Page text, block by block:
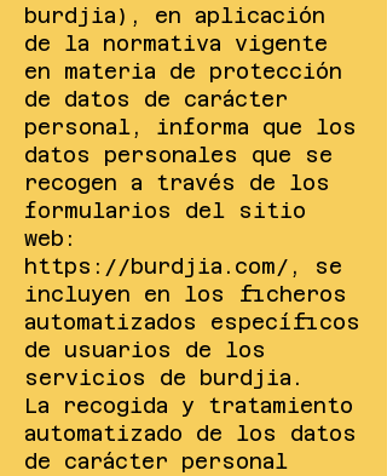
burdjia), en aplicación
de la normativa vigente
en materia de protección
de datos de carácter
personal, informa que los
datos personales que se
recogen a través de los
formularios del sitio
web:
https://burdjia.com/,
se
incluyen en los ficheros
automatizados específicos
de usuarios de los
servicios de burdjia.
La recogida y tratamiento
automatizado de los datos
de carácter personal